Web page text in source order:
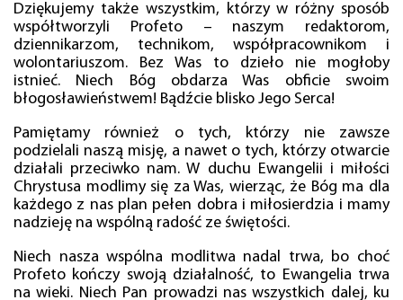
Dziękujemy także wszystkim, którzy w różny sposób
współtworzyli Profeto – naszym redaktorom,
dziennikarzom, technikom, współpracownikom i
wolontariuszom. Bez Was to dzieło nie mogłoby
istnieć. Niech Bóg obdarza Was obficie swoim
błogosławieństwem! Bądźcie blisko Jego Serca!
Pamiętamy również o tych, którzy nie zawsze
podzielali naszą misję, a nawet o tych, którzy otwarcie
działali przeciwko nam. W duchu Ewangelii i miłości
Chrystusa modlimy się za Was, wierząc, że Bóg ma dla
każdego z nas plan pełen dobra i miłosierdzia i mamy
nadzieję na wspólną radość ze świętości.
Niech nasza wspólna modlitwa nadal trwa, bo choć
Profeto kończy swoją działalność, to Ewangelia trwa
na wieki. Niech Pan prowadzi nas wszystkich dalej, ku